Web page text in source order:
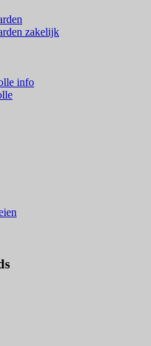
zakelijk
info